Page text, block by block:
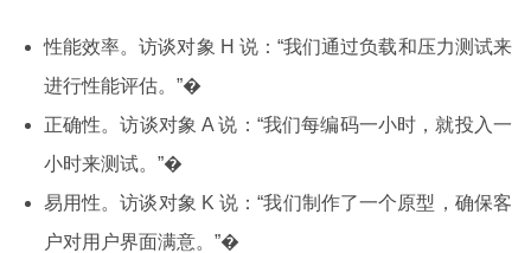
性能效率。访谈对象 H 说：“我们通过负载和压力测试来
进行性能评估。”�
正确性。访谈对象 A 说：“我们每编码一小时，就投入一
小时来测试。”�
易用性。访谈对象 K 说：“我们制作了一个原型，确保客
户对用户界面满意。”�